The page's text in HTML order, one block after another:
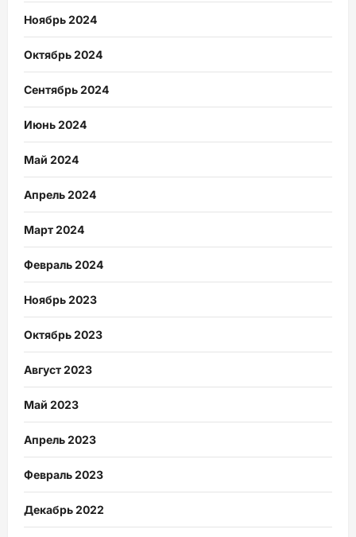
Ноябрь 2024
Октябрь 2024
Сентябрь 2024
Июнь 2024
Май 2024
Апрель 2024
Март 2024
Февраль 2024
Ноябрь 2023
Октябрь 2023
Август 2023
Май 2023
Апрель 2023
Февраль 2023
Декабрь 2022